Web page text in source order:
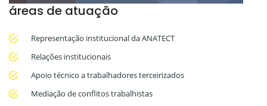
áreas de atuação
Representação institucional da ANATECT
Relações institucionais
Apoio técnico a trabalhadores terceirizados
Mediação de conflitos trabalhistas